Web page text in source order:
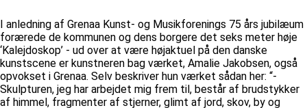
I anledning af Grenaa Kunst- og Musikforenings 75 års jubilæum
forærede de kommunen og dens borgere det seks meter høje
‘Kalejdoskop’ - ud over at være højaktuel på den danske
kunstscene er kunstneren bag værket, Amalie Jakobsen, også
opvokset i Grenaa. Selv beskriver hun værket sådan her: “-
Skulpturen, jeg har arbejdet mig frem til, består af brudstykker
af himmel, fragmenter af stjerner, glimt af jord, skov, by og